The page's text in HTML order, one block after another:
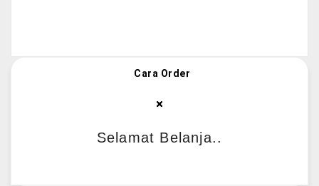
Cara Order
Selamat Belanja..